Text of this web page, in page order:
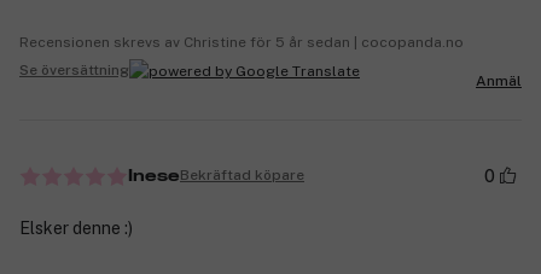
Recensionen skrevs av Christine för 5 år sedan | cocopanda.no
Se översättning
Anmäl
IneseBekräftad köpare 0
Elsker denne :)